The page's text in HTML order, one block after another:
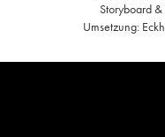
Storyboard
Umsetzung: